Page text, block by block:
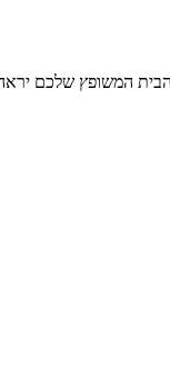
המשופץ שלכם